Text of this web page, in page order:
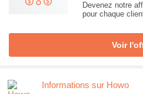
Devenez notre
pour chaque
Voir
Informations sur Howo